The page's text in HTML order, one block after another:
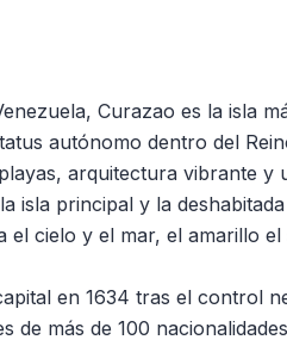
Curazao es la isla
autónomo dentro del
arquitectura vibrante y
isla principal y la
el cielo y el mar, el amarillo
en 1634 tras el control
de más de 100